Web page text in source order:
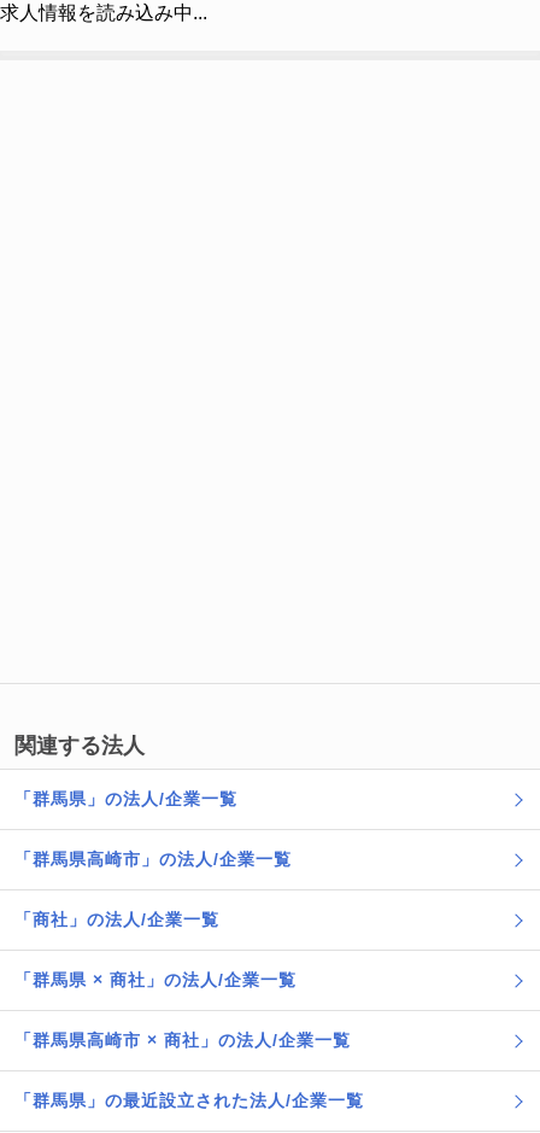
求人情報を読み込み中...
関連する法人
「群馬県」の法人/企業一覧
「群馬県高崎市」の法人/企業一覧
「商社」の法人/企業一覧
「群馬県 × 商社」の法人/企業一覧
「群馬県高崎市 × 商社」の法人/企業一覧
「群馬県」の最近設立された法人/企業一覧